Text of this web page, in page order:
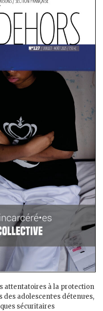
attentatoires à la protection
adolescent·es détenu·es,
sécuritaires